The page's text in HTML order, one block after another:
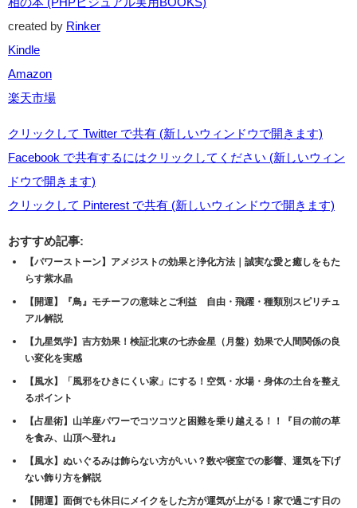
created by Rinker
Kindle
Amazon
楽天市場
クリックして Twitter で共有 (新しいウィンドウで開きます)
Facebook で共有するにはクリックしてください (新しいウィン
ドウで開きます)
クリックして Pinterest で共有 (新しいウィンドウで開きます)
おすすめ記事:
【パワーストーン】アメジストの効果と浄化方法｜誠実な愛と癒しをもた
らす紫水晶
【開運】『鳥』モチーフの意味とご利益 自由・飛躍・種類別スピリチュ
アル解説
【九星気学】吉方効果！検証北東の七赤金星（月盤）効果で人間関係の良
い変化を実感
【風水】「風邪をひきにくい家」にする！空気・水場・身体の土台を整え
るポイント
【占星術】山羊座パワーでコツコツと困難を乗り越える！！『目の前の草
を食み、山頂へ登れ』
【風水】ぬいぐるみは飾らない方がいい？数や寝室での影響、運気を下げ
ない飾り方を解説
【開運】面倒でも休日にメイクをした方が運気が上がる！家で過ごす日の